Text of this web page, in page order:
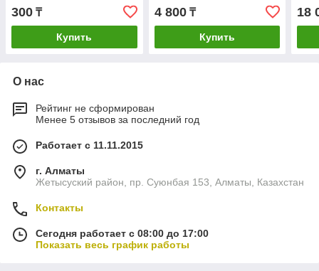
300 ₸
Купить
4 800₸
Купить
18
О нас
Рейтинг не сформирован
Менее 5 отзывов за последний год
Работает с 11.11.2015
г. Алматы
Жетысуский район, пр. Суюнбая 153, Алматы, Казахстан
Контакты
Сегодня работает с 08:00 до 17:00
Показать весь график работы